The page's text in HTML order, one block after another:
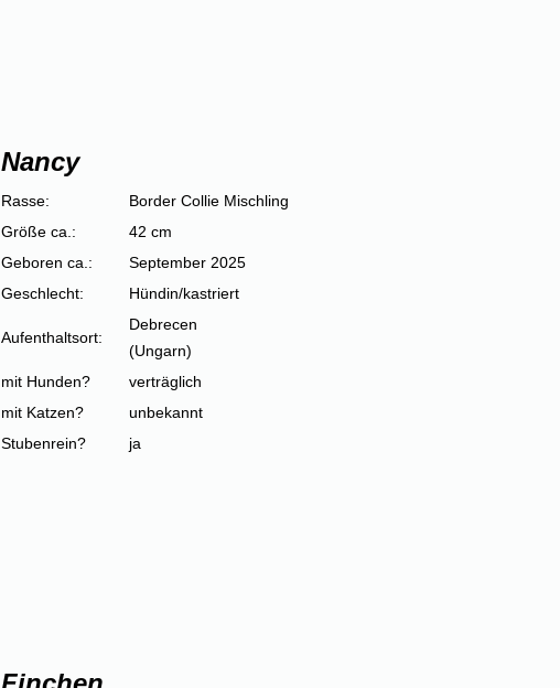
Nancy
Rasse:
Border Collie Mischling
Größe ca.:
42 cm
Geboren ca.:
September 2025
Geschlecht:
Hündin/kastriert
Aufenthaltsort:
Debrecen
(Ungarn)
mit Hunden?
verträglich
mit Katzen?
unbekannt
Stubenrein?
ja